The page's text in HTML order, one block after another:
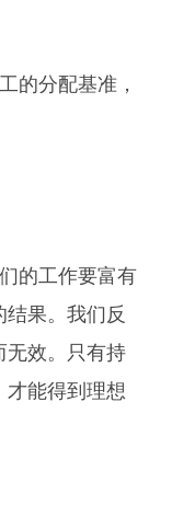
的分配基准，
的工作要富有
果。我们反
无效。只有持
才能得到理想